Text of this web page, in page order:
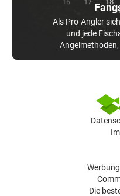
Als Pro-Angler
und jede
Die